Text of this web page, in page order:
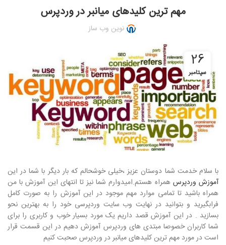
مهم ترین کلیدهای میانبر در وردپرس
نوین وب ساز
26
سپتامبر
با سلام خدمت شما دوستان عزیز ،خیلی خوشحالم که بار دیگر با شما در این
آموزش وردپرس همراه هستم.امیدوارم شما نیز تا انتهای این آموزش با من
همراه باشید تا تمامی موارد مهم موجود در این آموزش را به صورت کامل
فرابگیرید و بتوانید در نهایت وب سایت وردپرسی خود را به بهترین نحو
بسازید . در این آموزش قصد داریم یک مورد بسیار خوب و کاربری را برای
شما کاربران خصوصا مبتدی های وردپرس آموزش دهیم در این قسمت قرار
است در مورد مهم ترین کلیدهای میانبر در وردپرس صحبت کنیم